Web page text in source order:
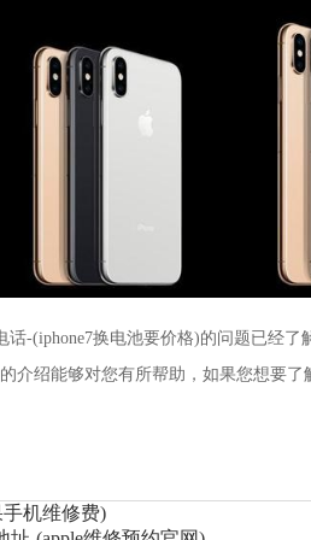
-(iphone7换电池要价格)的问题已经
介绍能够对您有所帮助，如果您想要
手机维修费)